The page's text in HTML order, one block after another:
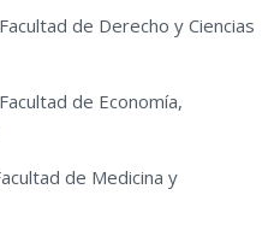
de Derecho y Ciencias
de Economía,
de Medicina y